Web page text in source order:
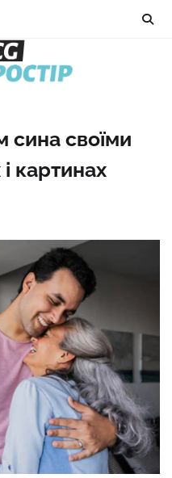
сина своїми
картинах